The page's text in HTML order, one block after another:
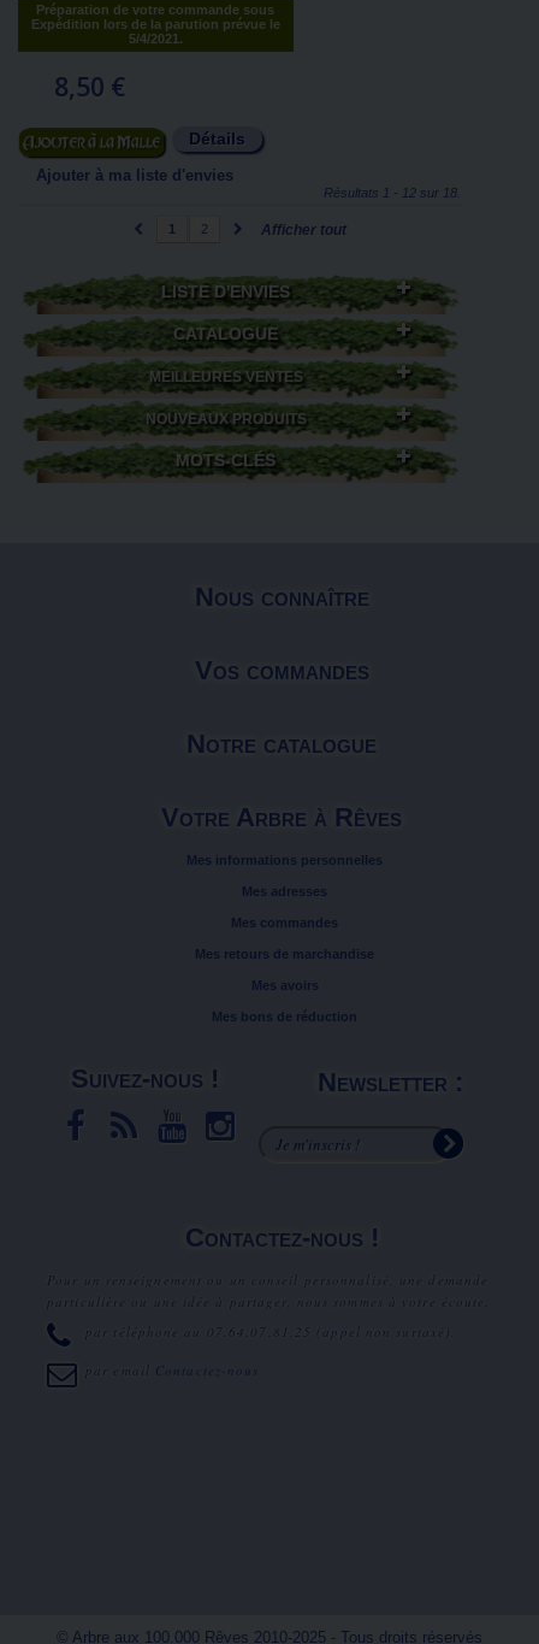
Préparation de votre commande sous
Expédition lors de la parution prévue le
5/4/2021.
8,50 €
Ajouter au panier Détails
Ajouter à ma liste d'envies
Afficher tout
1 2
Résultats 1 - 12 sur 18.
LISTE D'ENVIES
CATALOGUE
MEILLEURES VENTES
NOUVEAUX PRODUITS
MOTS-CLÉS
Nous connaître
Vos commandes
Notre catalogue
Votre Arbre à Rêves
Mes informations personnelles
Mes adresses
Mes commandes
Mes retours de marchandise
Mes avoirs
Mes bons de réduction
Suivez-nous ! Newsletter :
Contactez-nous !
Pour un renseignement ou un conseil personnalisé, une demande
particulière ou une idée à partager, nous sommes à votre écoute.
par téléphone au
07.64.07.81.25 (appel non surtaxé).
par email Contactez-nous
© Arbre aux 100.000 Rêves 2010-2025 - Tous droits réservés